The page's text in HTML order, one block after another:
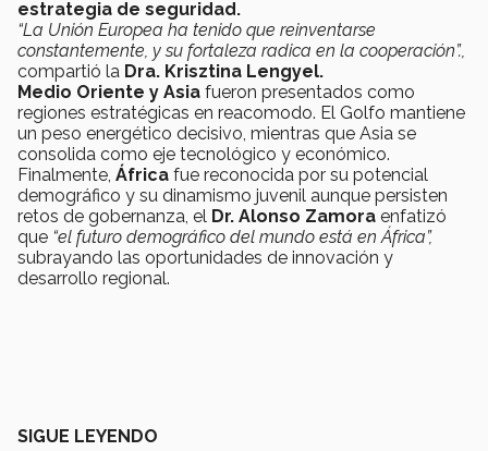
estrategia de seguridad.
“La Unión Europea ha tenido que reinventarse
constantemente, y su fortaleza radica en la cooperación”.,
compartió la Dra. Krisztina Lengyel.
Medio Oriente y Asia fueron presentados como
regiones estratégicas en reacomodo. El Golfo mantiene
un peso energético decisivo, mientras que Asia se
consolida como eje tecnológico y económico.
Finalmente, África fue reconocida por su potencial
demográfico y su dinamismo juvenil aunque persisten
retos de gobernanza, el Dr. Alonso Zamora enfatizó
que “el futuro demográfico del mundo está en África”,
subrayando las oportunidades de innovación y
desarrollo regional.
SIGUE LEYENDO